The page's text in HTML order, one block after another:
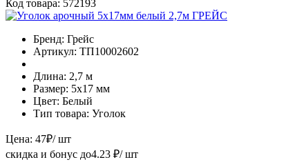
Код товара: 572193
Бренд: Грейс
Артикул: ТП10002602
Длина: 2,7 м
Размер: 5х17 мм
Цвет: Белый
Тип товара: Уголок
Цена: 47₽/ шт
скидка и бонус до4.23 ₽/ шт